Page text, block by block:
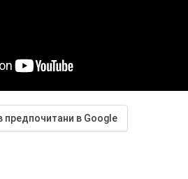
предпочитани в Google